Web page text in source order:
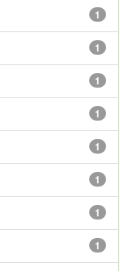
1
1
1
1
1
1
1
1